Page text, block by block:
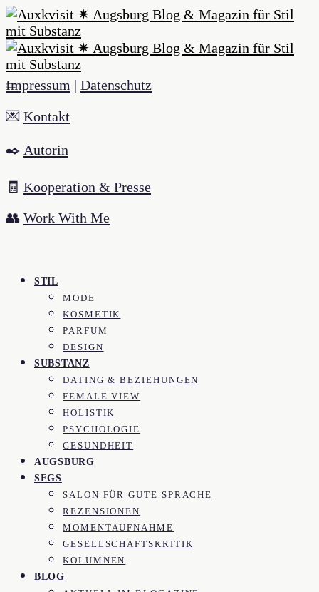
Impressum | Datenschutz
💌 Kontakt
✒️ Autorin
🧾 Kooperation & Presse
👥 Work With Me
STIL
MODE
KOSMETIK
PARFUM
DESIGN
SUBSTANZ
DATING & BEZIEHUNGEN
FEMALE VIEW
HOLISTIK
PSYCHOLOGIE
GESUNDHEIT
AUGSBURG
SFGS
SALON FÜR GUTE SPRACHE
REZENSIONEN
MOMENTAUFNAHME
GESELLSCHAFTSKRITIK
KOLUMNEN
BLOG